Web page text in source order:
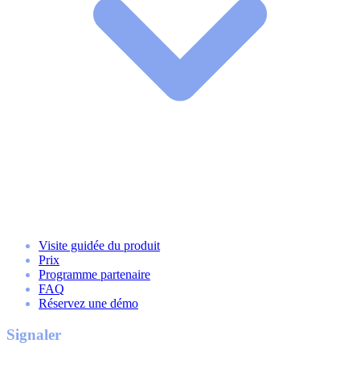
Visite guidée du produit
Prix
Programme partenaire
FAQ
Réservez une démo
Signaler